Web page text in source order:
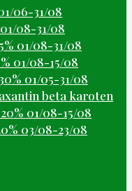
06-31/08
08-31/08
01/08-31/08
01/08-15/08
01/05-31/08
beta karoten
01/08-15/08
03/08-23/08